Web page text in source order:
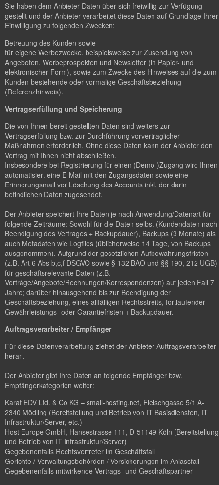
Sie haben dem Anbieter Daten über sich freiwillig zur Verfügung
gestellt und der Anbieter verarbeitet diese Daten auf Grundlage Ihrer
Einwilligung zu folgenden Zwecken:
Betreuung des Kunden sowie
für eigene Werbezwecke, beispielsweise zur Zusendung von
Angeboten, Werbeprospekten und Newsletter (in Papier- und
elektronischer Form), sowie zum Zwecke des Hinweises auf die zum
Kunden bestehende oder vormalige Geschäftsbeziehung
(Referenzhinweis).
Vertragserfüllung und Speicherung
Die von Ihnen bereit gestellten Daten sind weiters zur
Vertragserfüllung bzw. zur Durchführung vorvertraglicher
Maßnahmen erforderlich. Ohne diese Daten kann der Anbieter den
Vertrag mit Ihnen nicht abschließen.
Insbesondere bei Registrierung für einen (Demo-)Zugang wird Ihnen
automatisiert eine E-Mail mit den Zugangsdaten sowie eine
Erinnerungsmail vor Löschung des Accounts inkl. der darin
befindlichen Daten zugesendet.
Der Anbieter speichert Ihre Daten je nach Anwendung/Datenart für
folgende Zeiträume: Sowohl für die Daten selbst (Kundendaten nach
Beendigung des Vertrages + Backupdauer), Backups (3 Monate) als
auch Metadaten wie Logfiles (üblicherweise 14 Tage, von Backups
ausgenommen). Aufgrund der gesetzlichen Aufbewahrungsfristen
(z.B. Art 6 Abs b,c,f DSGVO sowie § 132 BAO und §§ 190, 212 UGB)
für geschäftsrelevante Daten (z.B.
Verträge/Angebote/Rechnungen/Korrespondenzen) auf jeden Fall 7
Jahre; darüber hinausgehend bis zur Beendigung der
Geschäftsbeziehung, eines allfälligen Rechtsstreits, fortlaufender
Gewährleistungs- oder Garantiefristen + Backupdauer.
Auftragsverarbeiter / Empfänger
Für diese Datenverarbeitung ziehet der Anbieter Auftragsverarbeiter
heran.
Der Anbieter gibt Ihre Daten an folgende Empfänger bzw.
Empfängerkategorien weiter:
Karat EDV Ltd. & Co KG – small-hosting.net, Fleischgasse 5/1 A-
2340 Mödling (Bereitstellung und Betrieb von IT Basisdiensten, IT
Infrastruktur/Server, etc.)
Host Europe GmbH, Hansestrasse 111, D-51149 Köln (Bereitstellung
und Betrieb von IT Infrastruktur/Server)
Gegebenenfalls Rechtsvertreter im Geschäftsfall
Gerichte / Verwaltungsbehörden / Versicherungen im Anlassfall
Gegebenenfalls mitwirkende Vertrags- und Geschäftspartner